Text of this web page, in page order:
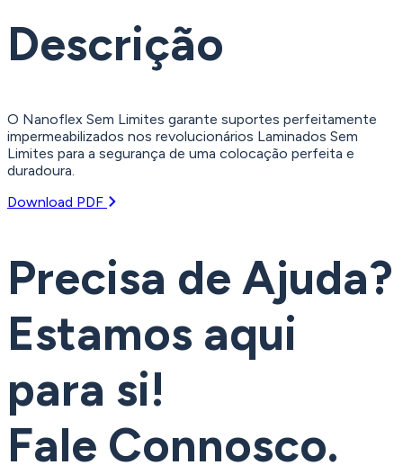
Descrição
O Nanoflex Sem Limites garante suportes perfeitamente
impermeabilizados nos revolucionários Laminados Sem
Limites para a segurança de uma colocação perfeita e
duradoura.
Download PDF
Precisa de Ajuda?
Estamos aqui
para si!
Fale Connosco.